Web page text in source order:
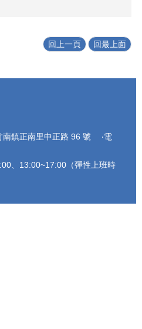
回上一頁 回最上面
南鎮正南里中正路 96 號 ‧電
、13:00~17:00（彈性上班時